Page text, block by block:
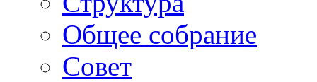
Общее собрание
Совет